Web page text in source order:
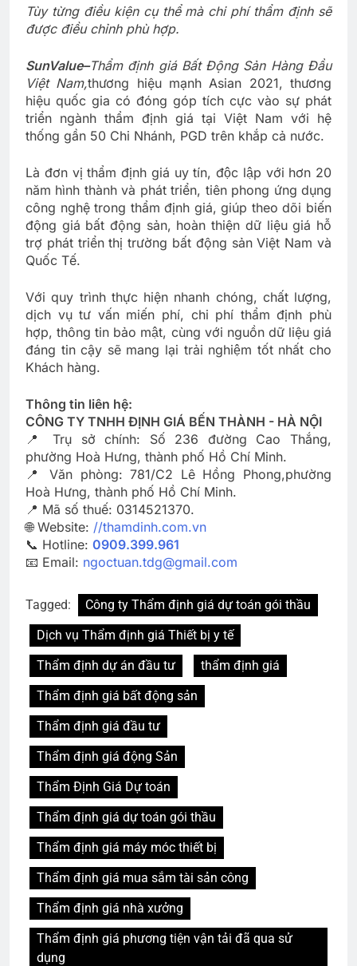
Tùy từng điều kiện cụ thể mà chi phí thẩm định sẽ
được điều chỉnh phù hợp.
SunValue–Thẩm định giá Bất Động Sản Hàng Đầu
Việt Nam,thương hiệu mạnh Asian 2021, thương
hiệu quốc gia có đóng góp tích cực vào sự phát
triển ngành thẩm định giá tại Việt Nam với hệ
thống gần 50 Chi Nhánh, PGD trên khắp cả nước.
Là đơn vị thẩm định giá uy tín, độc lập với hơn 20
năm hình thành và phát triển, tiên phong ứng dụng
công nghệ trong thẩm định giá, giúp theo dõi biến
động giá bất động sản, hoàn thiện dữ liệu giá hỗ
trợ phát triển thị trường bất động sản Việt Nam và
Quốc Tế.
Với quy trình thực hiện nhanh chóng, chất lượng,
dịch vụ tư vấn miến phí, chi phí thẩm định phù
hợp, thông tin bảo mật, cùng với nguồn dữ liệu giá
đáng tin cậy sẽ mang lại trải nghiệm tốt nhất cho
Khách hàng.
Thông tin liên hệ:
CÔNG TY TNHH ĐỊNH GIÁ BẾN THÀNH - HÀ NỘI
📍 Trụ sở chính: Số 236 đường Cao Thắng,
phường Hoà Hưng, thành phố Hồ Chí Minh.
📍 Văn phòng: 781/C2 Lê Hồng Phong,phường
Hoà Hưng, thành phố Hồ Chí Minh.
📍 Mã số thuế: 0314521370.
🌐 Website: //thamdinh.com.vn
📞 Hotline: 0909.399.961
📧 Email: ngoctuan.tdg@gmail.com
Tagged:
Công ty Thẩm định giá dự toán gói thầu
Dịch vụ Thẩm định giá Thiết bị y tế
Thẩm định dự án đầu tư
thẩm định giá
Thẩm định giá bất động sản
Thẩm định giá đầu tư
Thẩm định giá động Sản
Thẩm Định Giá Dự toán
Thẩm định giá dự toán gói thầu
Thẩm định giá máy móc thiết bị
Thẩm định giá mua sắm tài sản công
Thẩm định giá nhà xưởng
Thẩm định giá phương tiện vận tải đã qua sử
dụng